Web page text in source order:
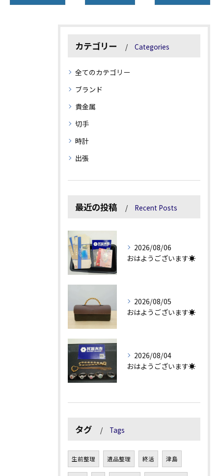
カテゴリー Categories
全てのカテゴリー
ブランド
貴金属
切手
時計
出張
最近の投稿 Recent Posts
2026/08/06
おはようございます☀
2026/08/05
おはようございます☀
2026/08/04
おはようございます☀
タグ Tags
生前整理 遺品整理 終活 津島